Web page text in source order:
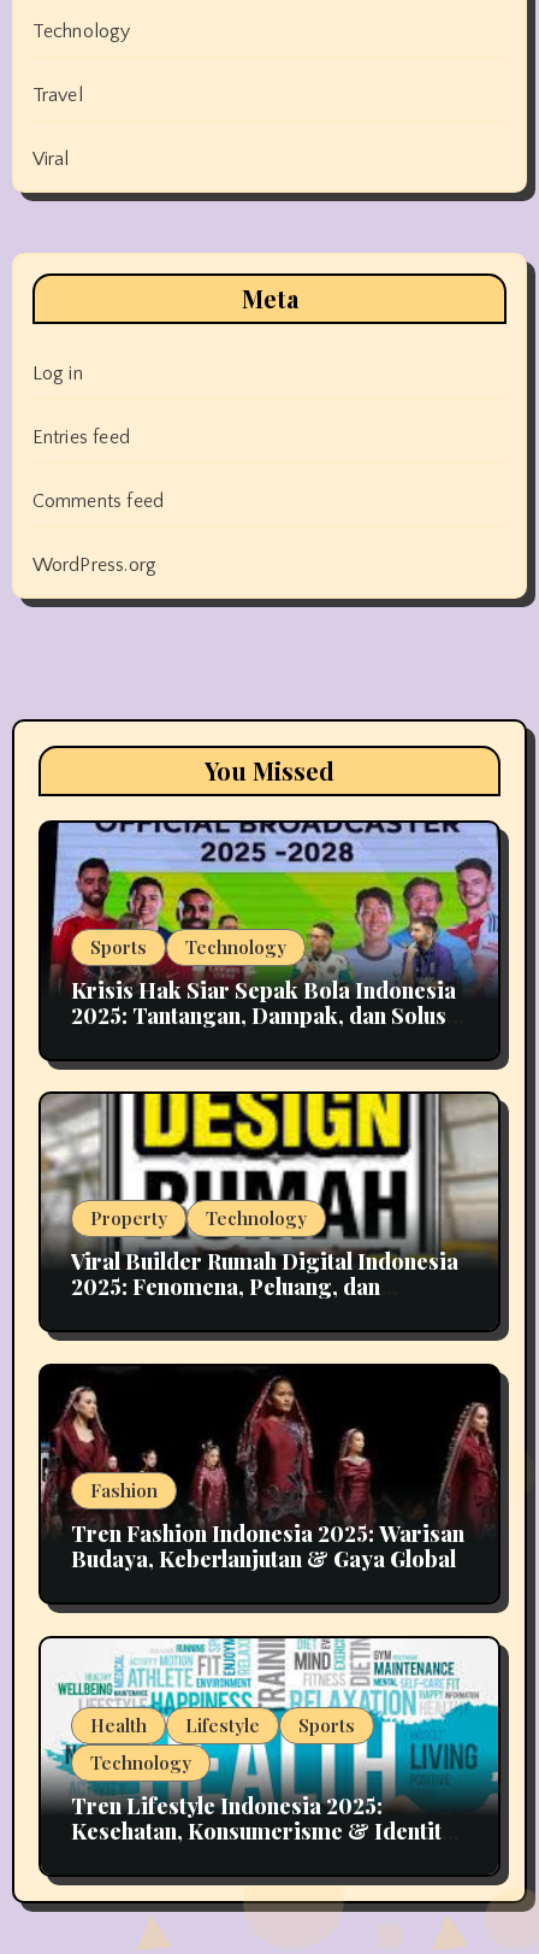
Technology
Travel
Viral
Meta
Log in
Entries feed
Comments feed
WordPress.org
You Missed
Sports Technology
Krisis Hak Siar Sepak Bola Indonesia
2025: Tantangan, Dampak, dan Solusi
Property Technology
Viral Builder Rumah Digital Indonesia
2025: Fenomena, Peluang, dan
Fashion
Tren Fashion Indonesia 2025: Warisan
Budaya, Keberlanjutan & Gaya Global
Health Lifestyle
Sports
Technology
Tren Lifestyle Indonesia 2025:
Kesehatan, Konsumerisme & Identitas